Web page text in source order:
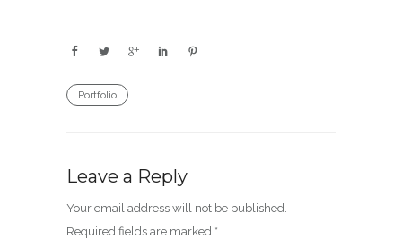
Portfolio
Leave a Reply
Your email address will not be published.
Required fields are marked *